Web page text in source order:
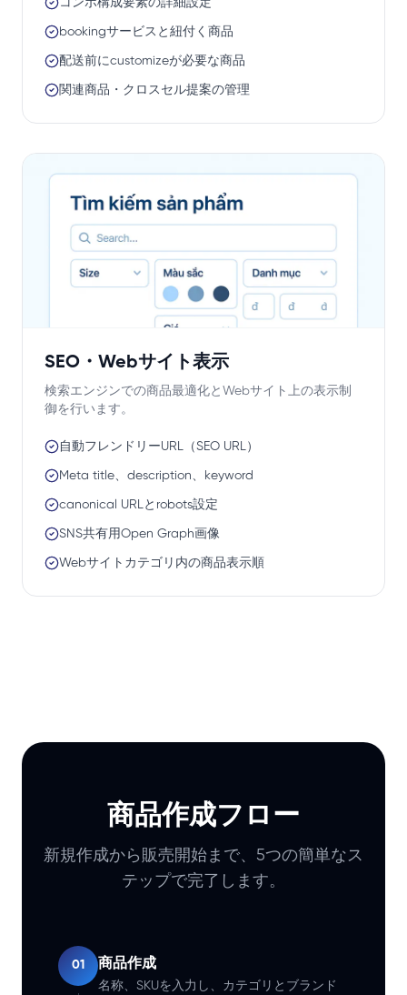
コンボ構成要素の詳細設定
bookingサービスと紐付く商品
配送前にcustomizeが必要な商品
関連商品・クロスセル提案の管理
SEO・Webサイト表示
検索エンジンでの商品最適化とWebサイト上の表示制
御を行います。
自動フレンドリーURL（SEO URL）
Meta title、description、keyword
canonical URLとrobots設定
SNS共有用Open Graph画像
Webサイトカテゴリ内の商品表示順
商品作成フロー
新規作成から販売開始まで、5つの簡単なス
テップで完了します。
01 商品作成
名称、SKUを入力し、カテゴリとブランド